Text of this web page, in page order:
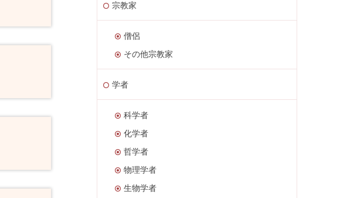
宗教家
僧侶
その他宗教家
学者
科学者
化学者
哲学者
物理学者
生物学者